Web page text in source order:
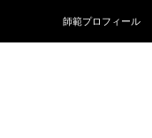
師範プロフィール